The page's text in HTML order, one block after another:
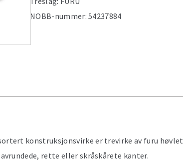
NOBB-nummer:54237884
konstruksjonsvirke er trevirke av furu
rette eller skråskårete kanter.